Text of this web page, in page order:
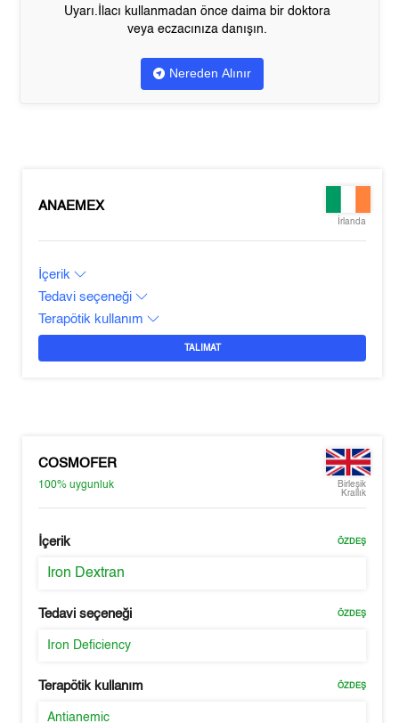
Uyarı.İlacı kullanmadan önce daima bir doktora
veya eczacınıza danışın.
Nereden Alınır
ANAEMEX
İrlanda
İçerik
Tedavi seçeneği
Terapötik kullanım
TALIMAT
COSMOFER
100%uygunluk
Birleşik
Krallık
İçerik ÖZDEŞ
Iron Dextran
Tedavi seçeneği ÖZDEŞ
Iron Deficiency
Terapötik kullanım ÖZDEŞ
Antianemic